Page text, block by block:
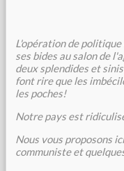
L'opération de
ses bides au salon de
deux splendides et
font rire que les
les poches!
Notre pays est
Nous vous proposons
communiste et